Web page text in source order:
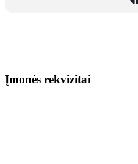
Įmonės rekvizitai